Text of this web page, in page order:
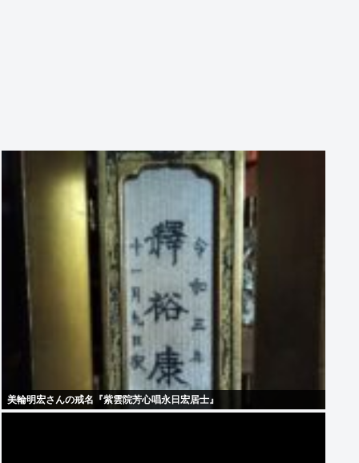
美輪明宏さんの戒名『紫雲院芳心唱永日宏居士』